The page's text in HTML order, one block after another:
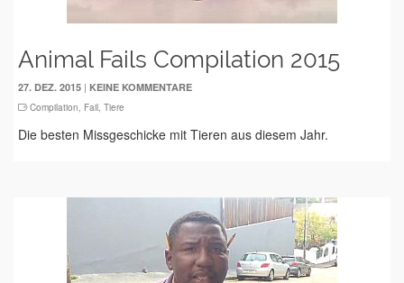
Animal Fails Compilation 2015
27. DEZ. 2015 | KEINE KOMMENTARE
Compilation, Fail, Tiere
Die besten Missgeschicke mit Tieren aus diesem Jahr.